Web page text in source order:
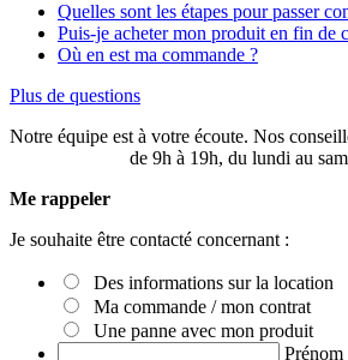
Quelles sont les étapes pour passer
Puis-je acheter mon produit en fin de
Où en est ma commande ?
Plus de questions
Notre équipe est à votre écoute. Nos
de 9h à 19h, du lundi au
Me rappeler
Je souhaite être contacté concernant :
Des informations sur la location
Ma commande / mon contrat
Une panne avec mon produit
Prénom